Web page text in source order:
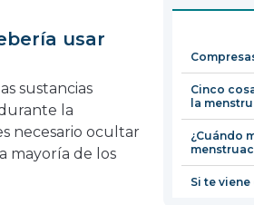
ventanausar
sustancias
la
necesario ocultar
mayoría de los
Cinco
la
¿Cuándo
Si te